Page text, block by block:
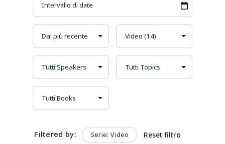
Filtered by: Serie: Video Reset filtro